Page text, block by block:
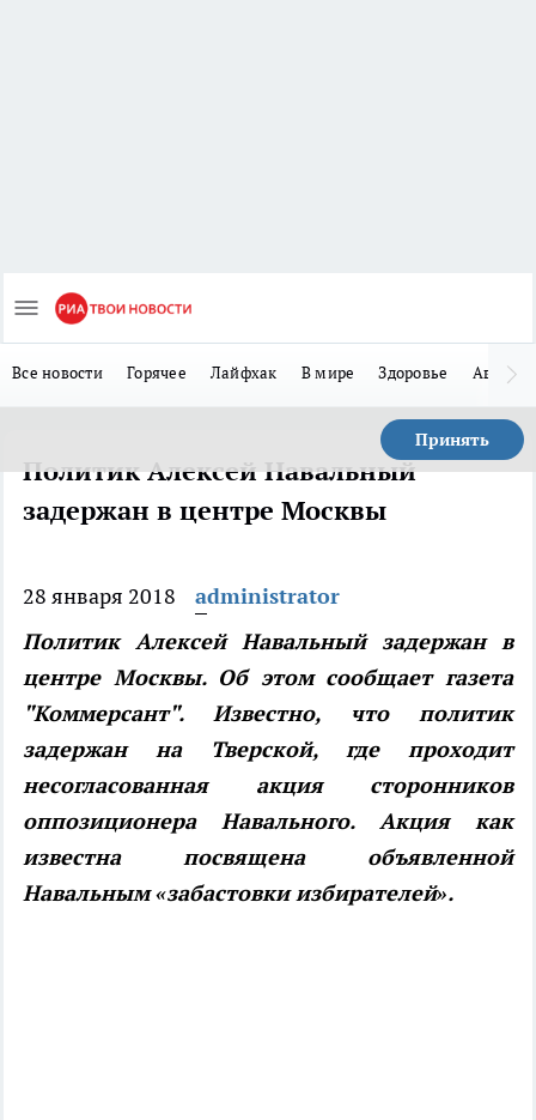
Все новости Горячее Лайфхак В мире Здоровье Авто
Принять
Политик Алексей Навальный
задержан в центре Москвы
28 января 2018
administrator
Политик Алексей Навальный задержан в
центре Москвы. Об этом сообщает газета
"Коммерсант". Известно, что политик
задержан на Тверской, где проходит
несогласованная акция сторонников
оппозиционера Навального. Акция как
известна посвящена объявленной
Навальным «забастовки избирателей».